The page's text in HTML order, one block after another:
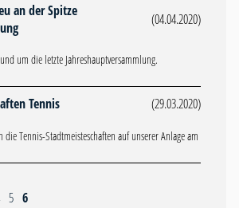
an der Spitze
(04.04.2020)
um die letzte Jahreshauptversammlung.
Tennis (29.03.2020)
die Tennis-Stadtmeisteschaften auf unserer Anlage am
5 6